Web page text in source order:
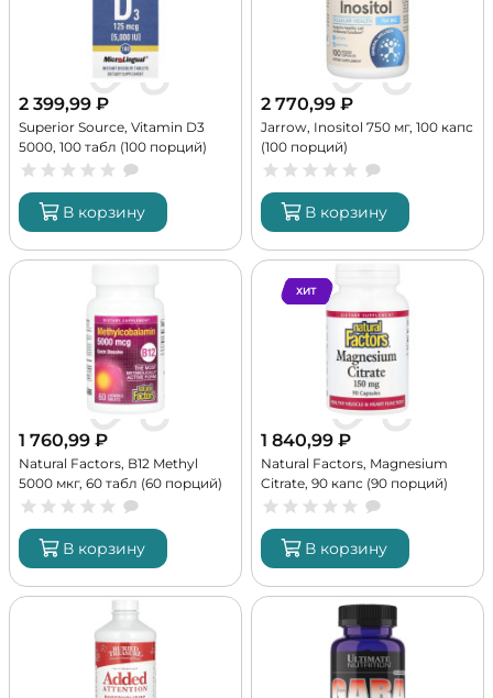
2 399,99 ₽
Superior Source, Vitamin D3
5000, 100 табл (100 порций)
В корзину
2 770,99 ₽
Jarrow, Inositol 750 мг, 100 капс
(100 порций)
В корзину
1 760,99 ₽
Natural Factors, B12 Methyl
5000 мкг, 60 табл (60 порций)
В корзину
ХИТ
1 840,99 ₽
Natural Factors, Magnesium
Citrate, 90 капс (90 порций)
В корзину